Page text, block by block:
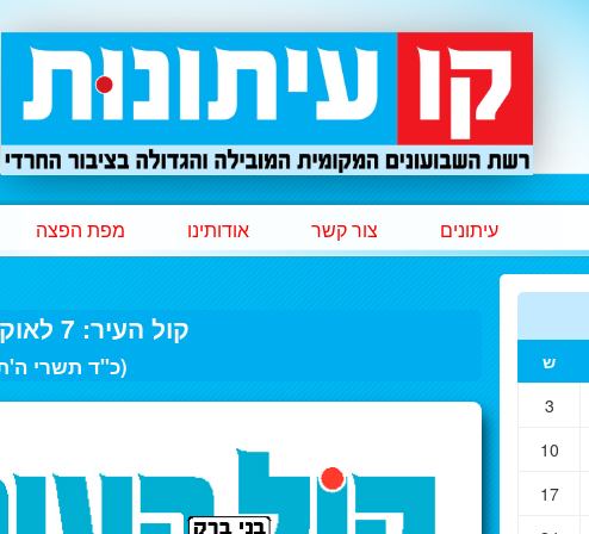
מפת הפצה אודותינו צור קשר עיתונים
קול העיר: 7 לאוקטובר 2015
(כ"ד תשרי
ש
3
10
17